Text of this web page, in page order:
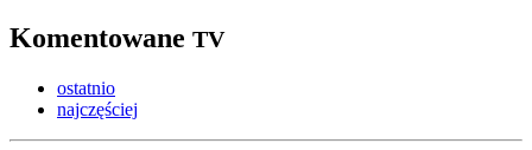
Komentowane TV
ostatnio
najczęściej